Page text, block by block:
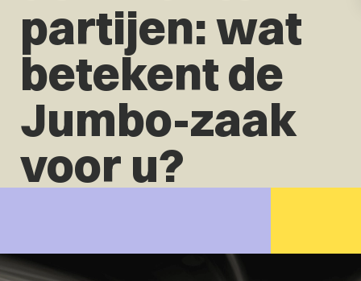
partijen: wat
betekent de
Jumbo-zaak
voor u?